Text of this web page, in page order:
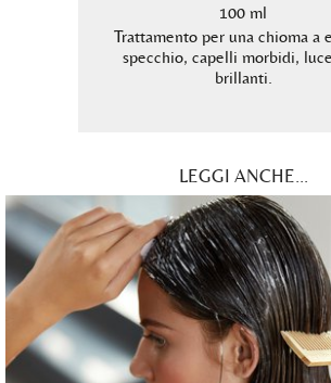
100 ml
Trattamento per una chioma a
specchio, capelli morbidi,
brillanti.
LEGGI ANCHE...